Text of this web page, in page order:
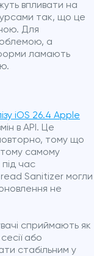
впливати на
так, що це
Для
а
ламають
iOS 26.4 Apple
в API. Це
тому що
тому самому
час
Sanitizer могли
не
сприймають як
або
стабільним у